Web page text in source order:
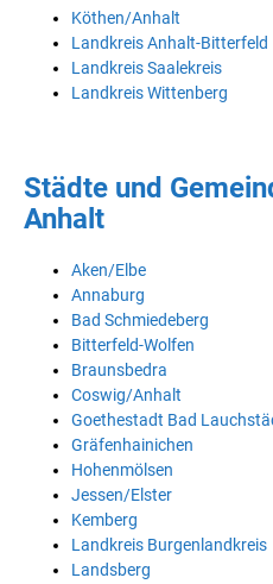
Köthen/Anhalt
Landkreis Anhalt-Bitterfeld
Landkreis Saalekreis
Landkreis Wittenberg
Städte und
Anhalt
Aken/Elbe
Annaburg
Bad Schmiedeberg
Bitterfeld-Wolfen
Braunsbedra
Coswig/Anhalt
Goethestadt Bad
Gräfenhainichen
Hohenmölsen
Jessen/Elster
Kemberg
Landkreis Burgenlandkreis
Landsberg